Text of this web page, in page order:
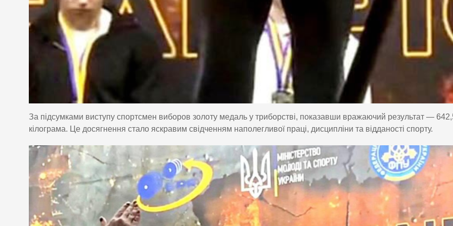
За підсумками виступу спортсмен виборов золоту медаль у триборстві, показавши вражаючий результат —
кілограма. Це досягнення стало яскравим свідченням наполегливої праці, дисципліни та відданості спорту.